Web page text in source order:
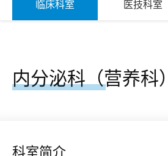
临床科室 医技科室
内分泌科（营养科）
科室简介